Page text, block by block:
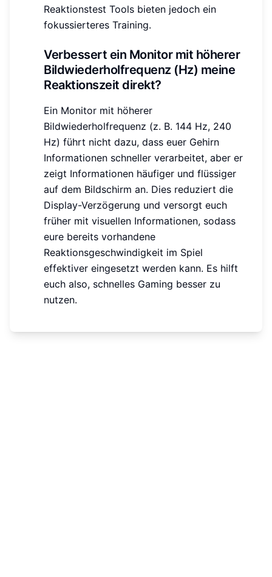
Reaktionstest Tools bieten jedoch ein
fokussierteres Training.
Verbessert ein Monitor mit höherer
Bildwiederholfrequenz (Hz) meine
Reaktionszeit direkt?
Ein Monitor mit höherer
Bildwiederholfrequenz (z. B. 144 Hz, 240
Hz) führt nicht dazu, dass euer Gehirn
Informationen schneller verarbeitet, aber er
zeigt Informationen häufiger und flüssiger
auf dem Bildschirm an. Dies reduziert die
Display-Verzögerung und versorgt euch
früher mit visuellen Informationen, sodass
eure bereits vorhandene
Reaktionsgeschwindigkeit im Spiel
effektiver eingesetzt werden kann. Es hilft
euch also, schnelles Gaming besser zu
nutzen.